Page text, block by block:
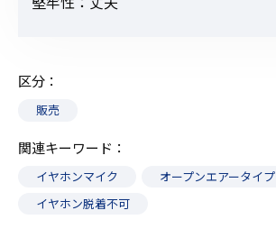
区分
販売
関連キーワード
イヤホンマイク
オープンエアータイプ
イヤホン脱着不可